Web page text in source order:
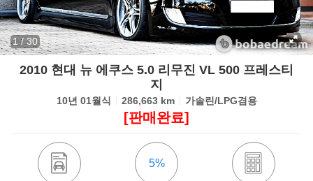
1 /30
2010 현대 뉴 에쿠스 5.0 리무진 VL 500 프레스티
지
10년 01월식 286,663 km 가솔린/LPG겸용
[판매완료]
5%